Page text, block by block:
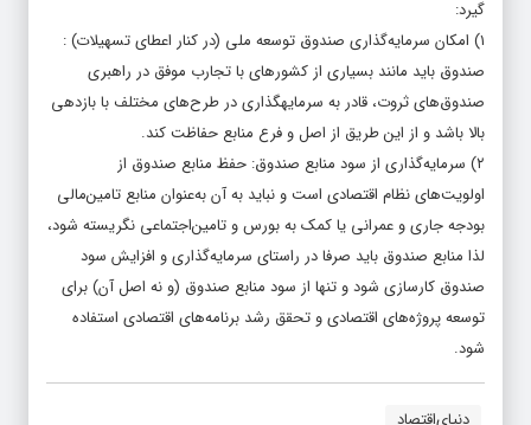
گیرد:
۱) امکان سرمایه‌گذاری صندوق توسعه ملی (در کنار اعطای تسهیلات) :
صندوق باید مانند بسیاری از کشور‌‌‌‌های با تجارب موفق در راهبری
صندوق‌های ثروت، قادر به سرمایه‎گذاری در طرح‌های مختلف با بازدهی
بالا باشد و از این طریق از اصل و فرع منابع حفاظت کند.
۲) سرمایه‌گذاری از سود منابع صندوق: حفظ منابع صندوق از
اولویت‌های نظام اقتصادی است و نباید به آن به‌عنوان منابع تامین‌مالی
بودجه جاری و عمرانی یا کمک به بورس و تامین‌اجتماعی نگریسته شود،
لذا منابع صندوق باید صرفا در راستای سرمایه‌گذاری و افزایش سود
صندوق کارسازی شود و تنها از سود منابع صندوق (و نه اصل آن) برای
توسعه پروژ‌‌‌‌ه‌‌‌‌های اقتصادی و تحقق رشد برنامه‌‌‌‌های اقتصادی استفاده
شود.
دنیای‌اقتصاد